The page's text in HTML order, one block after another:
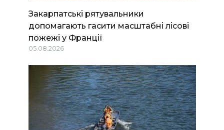
Закарпатські рятувальники
допомагають гасити масштабні лісові
пожежі у Франції
05.08.2026